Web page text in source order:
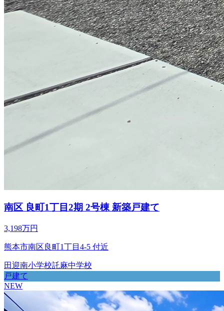
南区 良町1丁目2期 2号棟 新築戸建て
3,198万円
熊本市南区良町1丁目4-5 付近
田迎南小学校託麻中学校
戸建て
NEW